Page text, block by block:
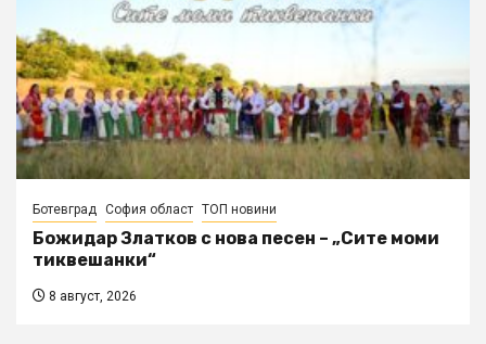
Ботевград София област ТОП новини
Божидар Златков с нова песен – „Сите моми
тиквешанки“
8 август, 2026